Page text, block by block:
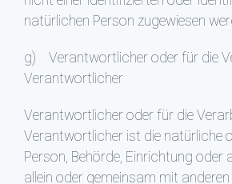
natürlichen Person zugewiesen
g) Verantwortlicher oder für die
Verantwortlicher
Verantwortlicher oder für die
Verantwortlicher ist die natürliche
Person, Behörde, Einrichtung oder
allein oder gemeinsam mit